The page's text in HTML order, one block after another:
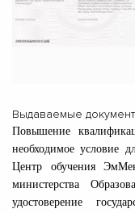
Выдаваемые
Повышение
необходимое условие
Центр обучения
министерства
удостоверение